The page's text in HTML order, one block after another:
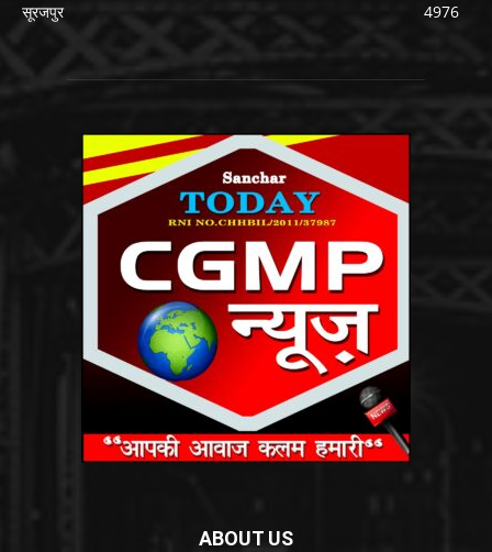
सूरजपुर
4976
ABOUT US